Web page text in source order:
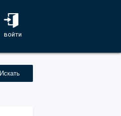
войти
Искать